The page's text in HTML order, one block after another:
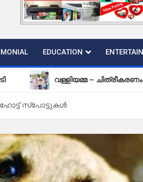
EDUCATION
വള്ളിയമ്മ – ചിത്രീകരണം
സ്പോട്ടുകൾ